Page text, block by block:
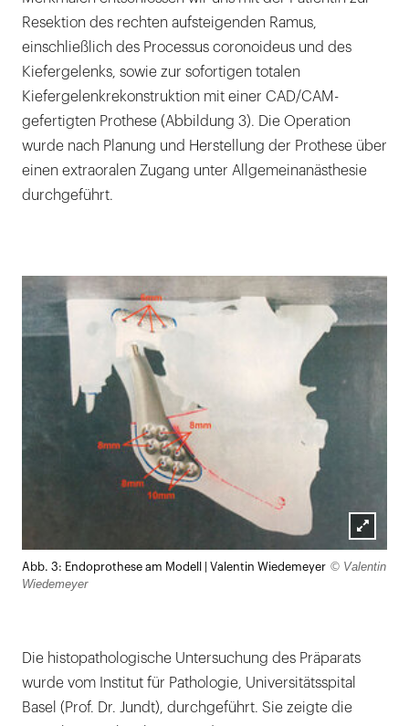
Resektion des rechten aufsteigenden Ramus,
einschließlich des Processus coronoideus und des
Kiefergelenks, sowie zur sofortigen totalen
Kiefergelenkrekonstruktion mit einer CAD/CAM-
gefertigten Prothese (Abbildung 3). Die Operation
wurde nach Planung und Herstellung der Prothese über
einen extraoralen Zugang unter Allgemeinanästhesie
durchgeführt.
öffnen
Abb. 3: Endoprothese am Modell | Valentin Wiedemeyer © Valentin
Wiedemeyer
Die histopathologische Untersuchung des Präparats
wurde vom Institut für Pathologie, Universitätsspital
Basel (Prof. Dr. Jundt), durchgeführt. Sie zeigte die